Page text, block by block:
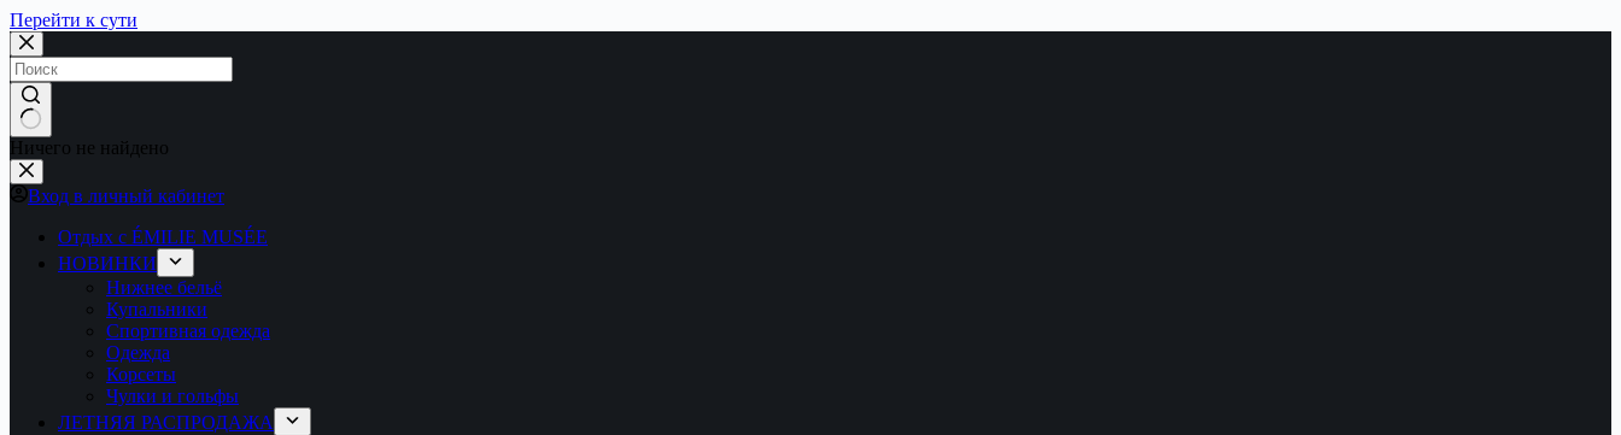
Перейти к сути
Ничего не найдено
Вход в личный кабинет
Отдых с ÉMILIE MUSÉE
НОВИНКИ
Нижнее бельё
Купальники
Спортивная одежда
Одежда
Корсеты
Чулки и гольфы
ЛЕТНЯЯ РАСПРОДАЖА